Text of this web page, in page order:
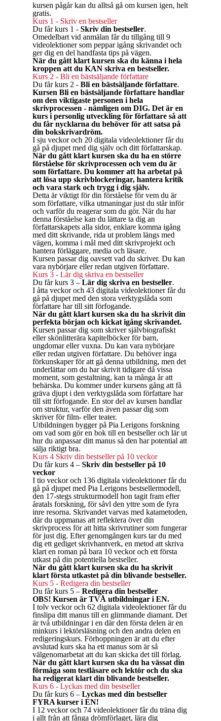
kursen pågår kan du alltså gå om kursen igen, helt
gratis.
Kurs 1 - Skriv en bestseller
Du får kurs 1 - Skriv din bestseller.
Omedelbart vid anmälan får du tillgång till 9
videolektioner som peppar igång skrivandet och
ger dig en del handfasta tips på vägen.
När du gått klart kursen ska du känna i hela
kroppen att du KAN skriva en bestseller.
Kurs 2 - Bli en bästsäljande författare
Du får kurs 2 - Bli en bästsäljande författare.
Kursen Bli en bästsäljande författare handlar
om den viktigaste personen i hela
skrivprocessen - nämligen om DIG. Det är en
kurs i personlig utveckling för författare så att
du får nycklarna du behöver för att satsa på
din bokskrivardröm.
I sju veckor och 20 digitala videolektioner får du
gå på djupet med dig själv och ditt författarskap.
När du gått klart kursen ska du ha en större
förståelse för skrivprocessen och vem du är
som författare. Du kommer att ha arbetat på
att lösa upp skrivblockeringar, hantera kritik
och vara stark och trygg i dig själv.
Detta är viktigt för din förståelse för vem du är
som författare, vilka utmaningar just du står inför
och varför du reagerar som du gör. När du har
denna förståelse kan du lättare ta dig an
författarskapets alla sidor, enklare komma igång
med ditt skrivande, rida ut problem längs med
vägen, komma i mål med ditt skrivprojekt och
hantera förläggare, media och läsare.
Kursen passar dig oavsett vad du skriver. Du kan
vara nybörjare eller redan utgiven författare.
Kurs 3 - Lär dig skriva en bestseller
Du får kurs 3 – Lär dig skriva en bestseller.
I åtta veckor och 43 digitala videolektioner får du
gå på djupet med den stora verktygslåda som
författare har till sitt förfogande.
När du gått klart kursen ska du ha skrivit din
perfekta början och kickat igång skrivandet.
Kursen passar dig som skriver självbiografiskt
eller skönlitterära kapitelböcker för barn,
ungdomar eller vuxna. Du kan vara nybörjare
eller redan utgiven författare. Du behöver inga
förkunskaper för att gå denna utbildning, men det
underlättar om du har skrivit tidigare då vissa
moment, som gestaltning, kan ta många år att
behärska. Du kommer under kursens gång att få
gräva djupt i den verktygslåda som författare har
till sitt förfogande. En stor del av kursen handlar
om struktur, varför den även passar dig som
skriver för film- eller teater.
Utbildningen bygger på Pia Lerigons forskning
om vad som gör en bok till en bestseller och lär ut
hur du anpassar ditt manus så den har potential att
sälja riktigt bra.
Kurs 4 Skriv din bestseller på 10 veckor
Du får kurs 4 – Skriv din bestseller på 10
veckor
I tio veckor och 136 digitala videolektioner får du
gå på djupet med Pia Lerigons bestsellermodell,
den 17-stegs strukturmodell hon tagit fram efter
åratals forskning, för såvl den yttre som de fyra
inre resorna. Skrivandet varvas med katametoden,
där du uppmanas att reflektera över din
skrivprocess för att hitta skrivrutiner som fungerar
för just dig. Efter genomgången kurs tar du med
dig ett gediget skrivhantverk, en metod att skriva
klart en roman på bara 10 veckor och ett första
utkast på din potentiella bestseller.
När du gått klart kursen ska du ha skrivit
klart första utkastet på din blivande bestseller.
Kurs 5 - Redigera din bestseller
Du får kurs 5 – Redigera din bestseller
OBS! Kursen är TVÅ utbildningar i EN.
I tolv veckor och 62 digitala videolektioner får du
finslipa ditt manus till en glimmande diamant. Det
är två utbildningar i en där den första delen är en
minkurs i lektörsläsning och den andra delen en
redigeringskurs. Förhoppningen är att du efter
avslutad kurs ska ha ett manus som är så
välgenomarbetat att du kan skicka det till förlag.
När du gått klart kursen ska du ha vässat din
förmåga som testläsare och lektör och du ska
ha redigerat klart din blivande bestseller.
Kurs 6 - Lyckas med din bestseller
Du får kurs 6 – Lyckas med din bestseller
FYRA kurser i EN!
I 12 veckor och 74 videolektioner får du träna dig
i allt från att fånga drömförlaget, lära dig